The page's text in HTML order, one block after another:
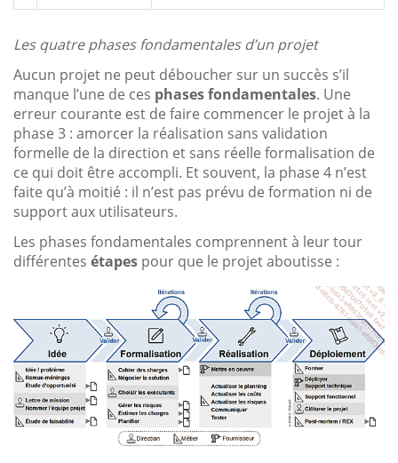
Les quatre phases fondamentales d’un projet
Aucun projet ne peut déboucher sur un succès s’il
manque l’une de ces phases fondamentales. Une
erreur courante est de faire commencer le projet à la
phase 3 : amorcer la réalisation sans validation
formelle de la direction et sans réelle formalisation de
ce qui doit être accompli. Et souvent, la phase 4 n’est
faite qu’à moitié : il n’est pas prévu de formation ni de
support aux utilisateurs.
Les phases fondamentales comprennent à leur tour
différentes étapes pour que le projet aboutisse :